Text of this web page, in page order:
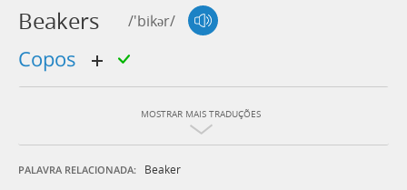
Beakers /'bikər/
copos
MOSTRAR MAIS TRADUÇÕES
PALAVRA RELACIONADA: Beaker